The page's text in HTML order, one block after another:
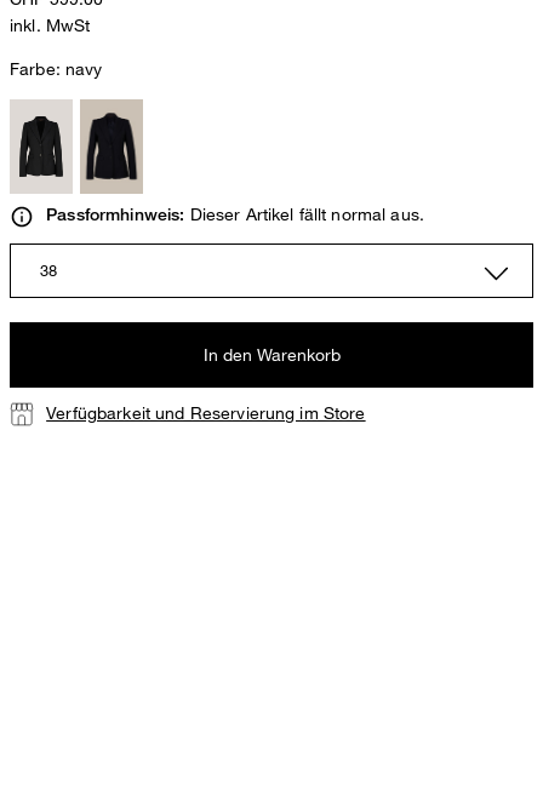
inkl. MwSt
Farbe: navy
Passformhinweis: Dieser Artikel fällt normal aus.
38
In den Warenkorb
Verfügbarkeit und Reservierung im Store